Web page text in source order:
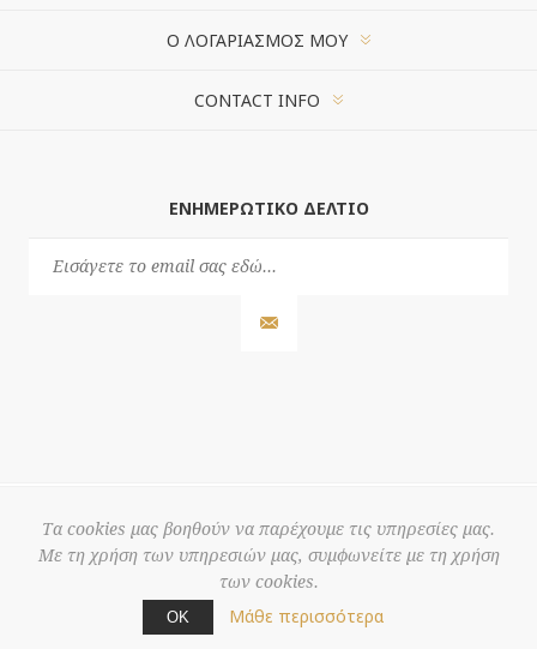
Ο ΛΟΓΑΡΙΑΣΜΌΣ ΜΟΥ
CONTACT INFO
ΕΝΗΜΕΡΩΤΙΚΌ ΔΕΛΤΊΟ
© 2026 3S
Powered by
Τα cookies μας βοηθούν να παρέχουμε τις υπηρεσίες μας.
Με τη χρήση των υπηρεσιών μας, συμφωνείτε με τη χρήση
των cookies.
ΟΚ Μάθε περισσότερα